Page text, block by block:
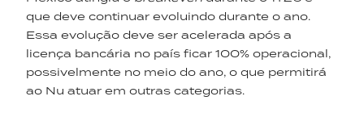
que deve continuar evoluindo durante o ano.
Essa evolução deve ser acelerada após a
licença bancária no país ficar 100% operacional,
possivelmente no meio do ano, o que permitirá
ao Nu atuar em outras categorias.